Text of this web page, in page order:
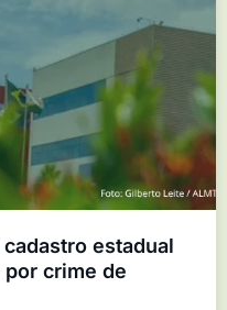
estadual
crime de